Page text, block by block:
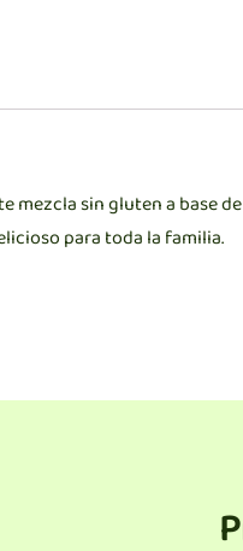
mezcla sin gluten a base
para toda la familia.